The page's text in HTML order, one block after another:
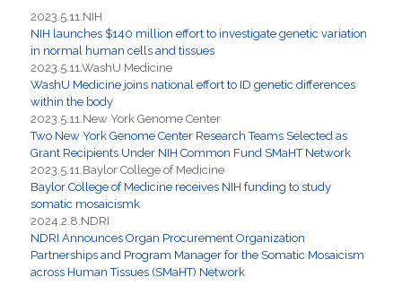
2023.5.11.NIH
NIH launches $140 million effort to investigate genetic variation
in normal human cells and tissues
2023.5.11.WashU Medicine
WashU Medicine joins national effort to ID genetic differences
within the body
2023.5.11.New York Genome Center
Two New York Genome Center Research Teams Selected as
Grant Recipients Under NIH Common Fund SMaHT Network
2023.5.11.Baylor College of Medicine
Baylor College of Medicine receives NIH funding to study
somatic mosaicismk
2024.2.8.NDRI
NDRI Announces Organ Procurement Organization
Partnerships and Program Manager for the Somatic Mosaicism
across Human Tissues (SMaHT) Network